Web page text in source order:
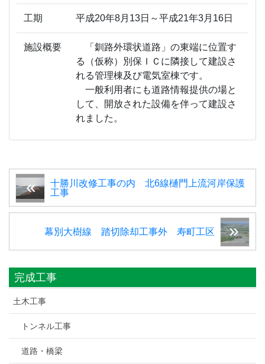
工期 平成20年8月13日～平成21年3月16日
施設概要
「釧路外環状道路」の東端に位置す
る（仮称）別保ＩＣに隣接して建設さ
れる管理棟及び電気室棟です。
一般利用者にも道路情報提供の場と
して、開放された設備を伴って建設さ
れました。
十勝川改修工事の内 北6線樋門上流河岸保護
工事
幕別大樹線 踏切除却工事外 寿町工区
完成工事
土木工事
トンネル工事
道路・橋梁